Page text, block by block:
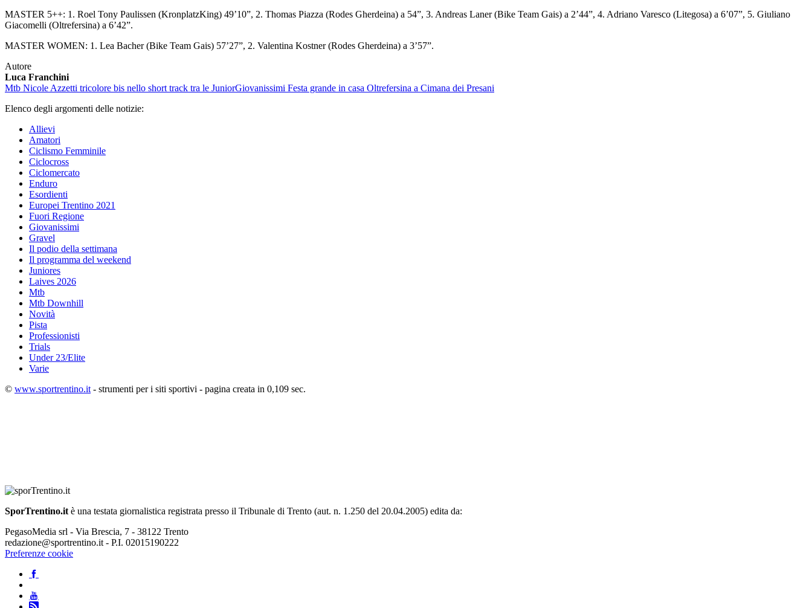
MASTER 5++: 1. Roel Tony Paulissen (KronplatzKing) 49’10”, 2. Thomas Piazza (Rodes Gherdeina) a 54”, 3. Andreas Laner (Bike Team Gais) a 2’44”, 4. Adriano Varesco (Litegosa) a 6’07”, 5. Giuliano
Giacomelli (Oltrefersina) a 6’42”.
MASTER WOMEN: 1. Lea Bacher (Bike Team Gais) 57’27”, 2. Valentina Kostner (Rodes Gherdeina) a 3’57”.
Autore
Luca Franchini
Mtb Nicole Azzetti tricolore bis nello short track tra le JuniorGiovanissimi Festa grande in casa Oltrefersina a Cimana dei Presani
Elenco degli argomenti delle notizie:
Allievi
Amatori
Ciclismo Femminile
Ciclocross
Ciclomercato
Enduro
Esordienti
Europei Trentino 2021
Fuori Regione
Giovanissimi
Gravel
Il podio della settimana
Il programma del weekend
Juniores
Laives 2026
Mtb
Mtb Downhill
Novità
Pista
Professionisti
Trials
Under 23/Elite
Varie
© www.sportrentino.it - strumenti per i siti sportivi - pagina creata in 0,109 sec.
SporTrentino.it è una testata giornalistica registrata presso il Tribunale di Trento (aut. n. 1.250 del 20.04.2005) edita da:
PegasoMedia srl - Via Brescia, 7 - 38122 Trento
redazione@sportrentino.it - P.I. 02015190222
Preferenze cookie